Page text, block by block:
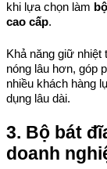
khi lựa chọn làm
cao cấp.
Khả năng giữ
nóng lâu hơn, góp
nhiều khách hàng
dụng lâu dài.
3. Bộ bát
doanh